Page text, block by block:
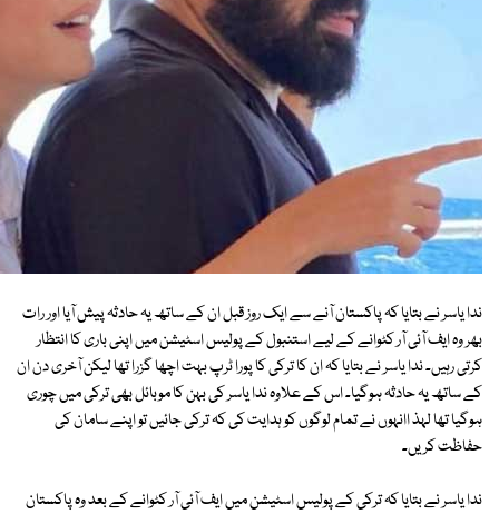
ندا یاسر نے بتایا کہ پاکستان آنے سے ایک روز قبل ان کے ساتھ یہ حادثہ پیش آیا اور رات
بھر وہ ایف آئی آر کٹوانے کے لیے استنبول کے پولیس اسٹیشن میں اپنی باری کا انتظار
کرتی رہیں۔ ندا یاسر نے بتایا کہ ان کا ترکی کا پورا ٹرپ بہت اچھا گزرا تھا لیکن آخری دن ان
کے ساتھ یہ حادثہ ہوگیا۔ اس کے علاوہ ندا یاسر کی بہن کا موبائل بھی ترکی میں چوری
ہوگیا تھا لہذ اانہوں نے تمام لوگوں کو ہدایت کی کہ ترکی جائیں تو اپنے سامان کی
حفاظت کریں۔
ندا یاسر نے بتایا کہ ترکی کے پولیس اسٹیشن میں ایف آئی آر کٹوانے کے بعد وہ پاکستان